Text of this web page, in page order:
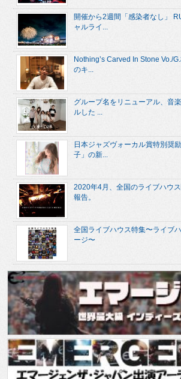
開催から2週間「感染者なし」
ャルライ...
Nothing’s Carved In Stone Vo./
のキ...
グループ名をリニューアル、音
ルした ...
日本ジャズヴォーカル賞特別奨
子」の新...
2020年4月、全国のライブハウ
報告。
全国ライブハウス特集〜ライブ
ージ〜